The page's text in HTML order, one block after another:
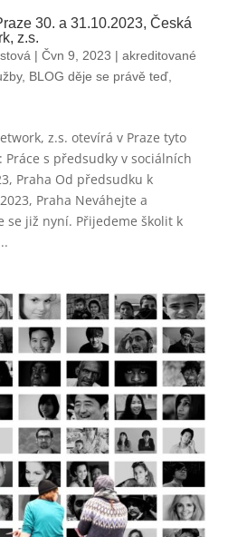
30. a 31.10.2023, Česká
z.s.
| Čvn 9, 2023 | akreditované
, BLOG děje se právě teď,
z.s. otevírá v Praze tyto
s předsudky v sociálních
Praha Od předsudku k
Praha Neváhejte a
již nyní. Přijedeme školit k